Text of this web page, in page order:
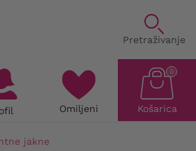
Pretraživanje
Omiljeni Košarica
0
jakne